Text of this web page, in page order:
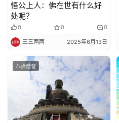
悟公上人：佛在世有什么好
处呢？
0 0 0
三三两两 2025年6月13日
八点僧音